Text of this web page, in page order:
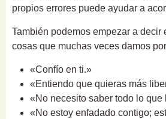
propios errores puede ayudar a
También podemos empezar a decir
cosas que muchas veces damos
«Confío en ti.»
«Entiendo que quieras más
«No necesito saber todo lo que
«No estoy enfadado contigo;